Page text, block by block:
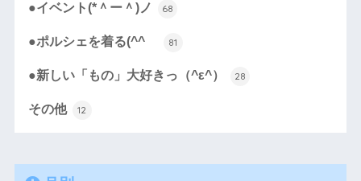
●イベント(*＾ー＾)ノ 68
●ポルシェを着る(^^ゞ 81
●新しい「もの」大好きっ（^ε^） 28
その他 12